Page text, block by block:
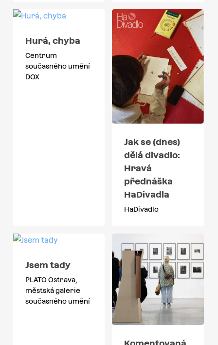
Hurá, chyba
Centrum
současného umění
DOX
Jak se (dnes)
dělá divadlo:
Hravá
přednáška
HaDivadla
HaDivadlo
Jsem tady
PLATO Ostrava,
městská galerie
současného umění